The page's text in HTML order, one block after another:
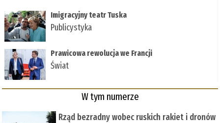
Imigracyjny teatr Tuska
Publicystyka
Prawicowa rewolucja we Francji
Świat
W tym numerze
Rząd bezradny wobec ruskich rakiet i dronów